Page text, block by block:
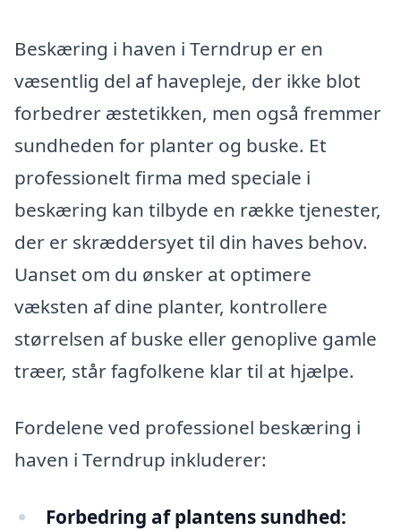
Beskæring i haven i Terndrup er en
væsentlig del af havepleje, der ikke blot
forbedrer æstetikken, men også fremmer
sundheden for planter og buske. Et
professionelt firma med speciale i
beskæring kan tilbyde en række tjenester,
der er skræddersyet til din haves behov.
Uanset om du ønsker at optimere
væksten af dine planter, kontrollere
størrelsen af buske eller genoplive gamle
træer, står fagfolkene klar til at hjælpe.
Fordelene ved professionel beskæring i
haven i Terndrup inkluderer:
Forbedring af plantens sundhed: